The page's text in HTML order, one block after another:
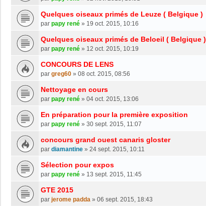
Quelques oiseaux primés de Leuze ( Belgique )
par papy rené » 19 oct. 2015, 10:16
Quelques oiseaux primés de Beloeil ( Belgique )
par papy rené » 12 oct. 2015, 10:19
CONCOURS DE LENS
par greg60 » 08 oct. 2015, 08:56
Nettoyage en cours
par papy rené » 04 oct. 2015, 13:06
En préparation pour la première exposition
par papy rené » 30 sept. 2015, 11:07
concours grand ouest canaris gloster
par diamantine » 24 sept. 2015, 10:11
Sélection pour expos
par papy rené » 13 sept. 2015, 11:45
GTE 2015
par jerome padda » 06 sept. 2015, 18:43